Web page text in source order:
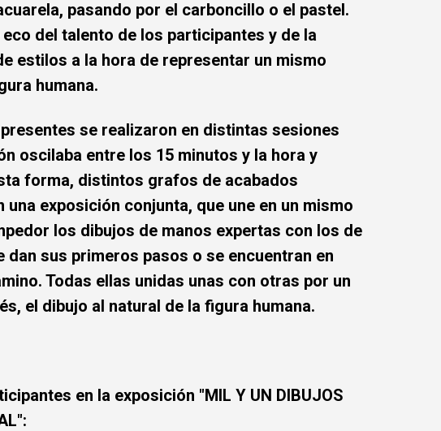
pasando por el carboncillo o el pastel.
del talento de los participantes y de la
estilos a la hora de representar un mismo
humana.
se realizaron en distintas sesiones
oscilaba entre los 15 minutos y la hora y
forma, distintos grafos de acabados
una exposición conjunta, que une en un mismo
los dibujos de manos expertas con los de
dan sus primeros pasos o se encuentran en
Todas ellas unidas unas con otras por un
el dibujo al natural de la figura humana.
en la exposición "MIL Y UN DIBUJOS